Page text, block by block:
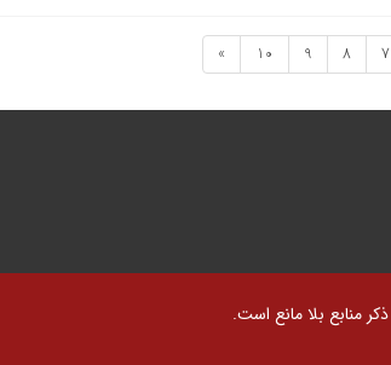
7
8
9
10
»
منابع بلا مانع است.